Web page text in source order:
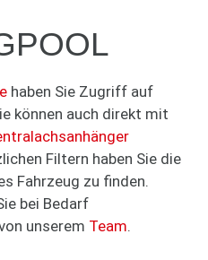
haben Sie Zugriff auf
können auch direkt mit
Filtern haben Sie die
Fahrzeug zu finden.
bei Bedarf
unserem Team.